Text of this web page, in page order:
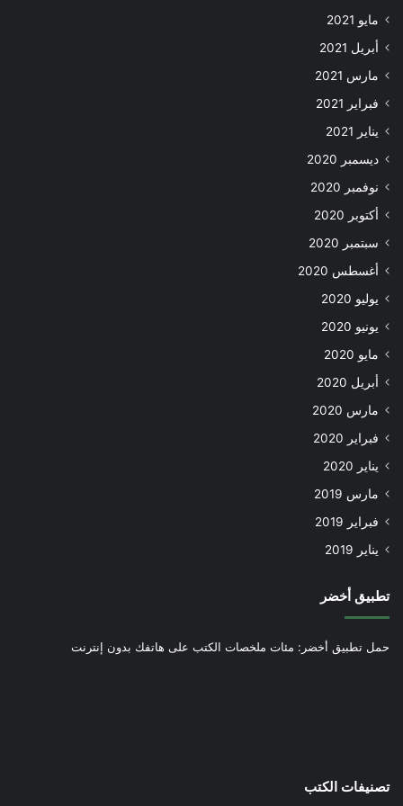
مايو 2021
أبريل 2021
مارس 2021
فبراير 2021
يناير 2021
ديسمبر 2020
نوفمبر 2020
أكتوبر 2020
سبتمبر 2020
أغسطس 2020
يوليو 2020
يونيو 2020
مايو 2020
أبريل 2020
مارس 2020
فبراير 2020
يناير 2020
مارس 2019
فبراير 2019
يناير 2019
تطبيق أخضر
حمل تطبيق أخضر: مئات ملخصات الكتب على هاتفك بدون إنترنت
تصنيفات الكتب